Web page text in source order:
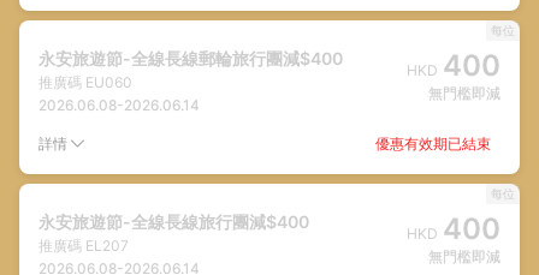
永安旅遊節-全線長線郵輪旅行團減$400
推廣碼 EU060
2026.06.08-2026.06.14
HKD 400
無門檻即減
每位
詳情 優惠有效期已結束
永安旅遊節-全線長線旅行團減$400
推廣碼 EL207
2026.06.08-2026.06.14
HKD 400
無門檻即減
每位